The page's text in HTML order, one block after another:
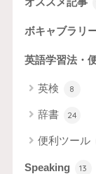
ボキャブラリ
英語学習法・
英検 8
辞書 24
便利ツール
Speaking 13